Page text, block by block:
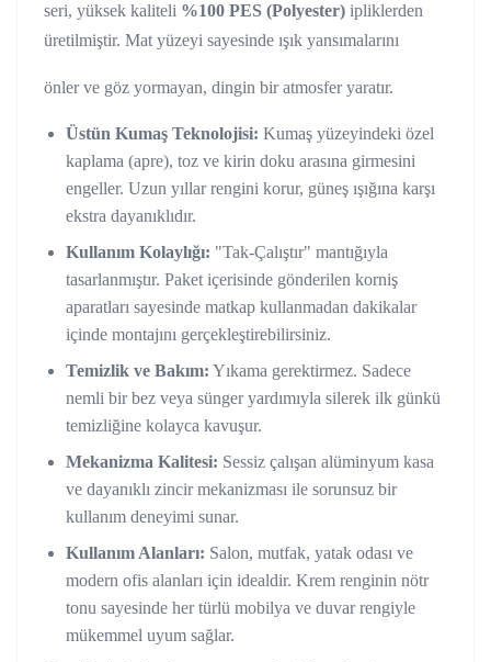
seri, yüksek kaliteli %100 PES (Polyester) ipliklerden
üretilmiştir. Mat yüzeyi sayesinde ışık yansımalarını
önler ve göz yormayan, dingin bir atmosfer yaratır.
Üstün Kumaş Teknolojisi: Kumaş yüzeyindeki özel
kaplama (apre), toz ve kirin doku arasına girmesini
engeller. Uzun yıllar rengini korur, güneş ışığına karşı
ekstra dayanıklıdır.
Kullanım Kolaylığı: "Tak-Çalıştır" mantığıyla
tasarlanmıştır. Paket içerisinde gönderilen korniş
aparatları sayesinde matkap kullanmadan dakikalar
içinde montajını gerçekleştirebilirsiniz.
Temizlik ve Bakım: Yıkama gerektirmez. Sadece
nemli bir bez veya sünger yardımıyla silerek ilk günkü
temizliğine kolayca kavuşur.
Mekanizma Kalitesi: Sessiz çalışan alüminyum kasa
ve dayanıklı zincir mekanizması ile sorunsuz bir
kullanım deneyimi sunar.
Kullanım Alanları: Salon, mutfak, yatak odası ve
modern ofis alanları için idealdir. Krem renginin nötr
tonu sayesinde her türlü mobilya ve duvar rengiyle
mükemmel uyum sağlar.